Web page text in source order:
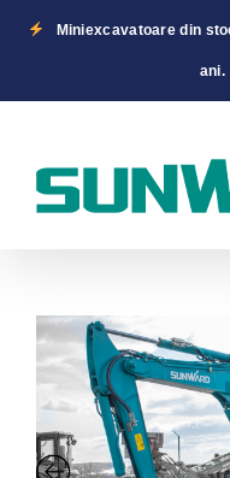
Miniexcavatoare din
ani.
content